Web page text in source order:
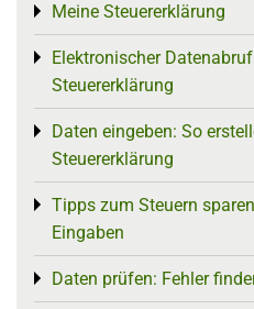
Meine Steuererklärung
Toggle menu
Elektronischer
Steuererklärung
Toggle menu
Daten eingeben: So
Steuererklärung
Toggle menu
Tipps zum Steuern
Eingaben
Toggle menu
Daten prüfen: Fehler
Toggle menu